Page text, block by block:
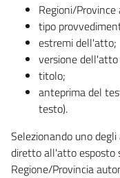
Regioni/
tipo
estremi dell'atto;
versione
titolo;
anteprima del
testo).
Selezionando uno
diretto all'atto esposto
Regione/Provincia